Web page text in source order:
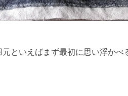
といえばまず最初に思い浮かべ